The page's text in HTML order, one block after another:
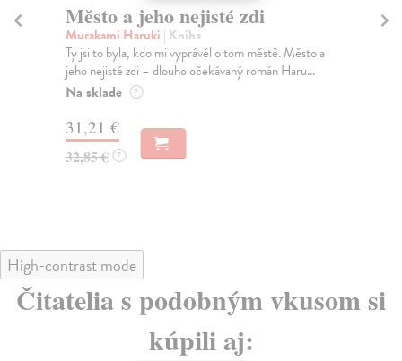
Město a jeho nejisté zdi
Murakami Haruki| Kniha
Ty jsi to byla, kdo mi vyprávěl o tom městě. Město a
jeho nejisté zdi – dlouho očekávaný román Haru...
Na sklade ?
31,21 €
32,85 € ?
High-contrast mode
Čitatelia s podobným vkusom si
kúpili aj: